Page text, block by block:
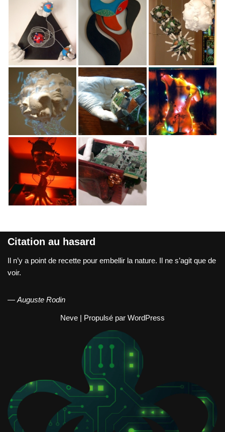
Citation au hasard
Il n’y a point de recette pour embellir la nature. Il ne s’agit que de
voir.
— Auguste Rodin
Neve | Propulsé par WordPress